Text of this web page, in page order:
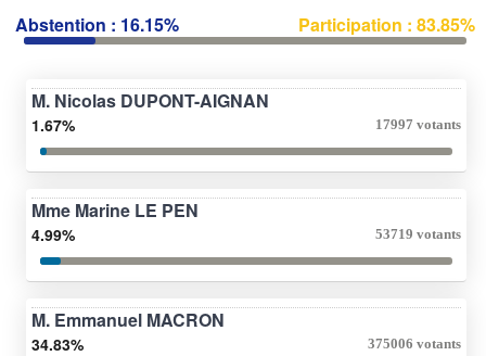
Abstention : 16.15% Participation : 83.85%
M. Nicolas DUPONT-AIGNAN
1.67% 17997 votants
Mme Marine LE PEN
4.99% 53719 votants
M. Emmanuel MACRON
34.83% 375006 votants